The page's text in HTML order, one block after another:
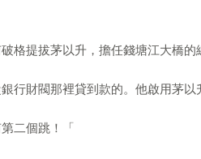
格提拔茅以升，擔任錢塘江大橋的
行財閥那裡貸到款的。他啟用茅以
二個跳！「